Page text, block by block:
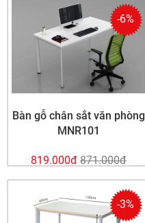
-6%
Bàn gỗ chân sắt văn phòng
MNR101
819.000đ 871.000đ
-3%